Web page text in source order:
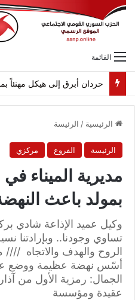
القائمة
الرئيسية / الرئيسة
الرئيسة الفروع مركزي
مديرية الميناء
بمولد باعث
وكيل عميد الإذاعة شادي
تساوي وجودنا.. وبإرادتنا
الروح والهدف والاتجاه ////
أسّس نهضة عظيمة ووضع
الجمال: رمزية الأول من
عقيدة ومؤسسة